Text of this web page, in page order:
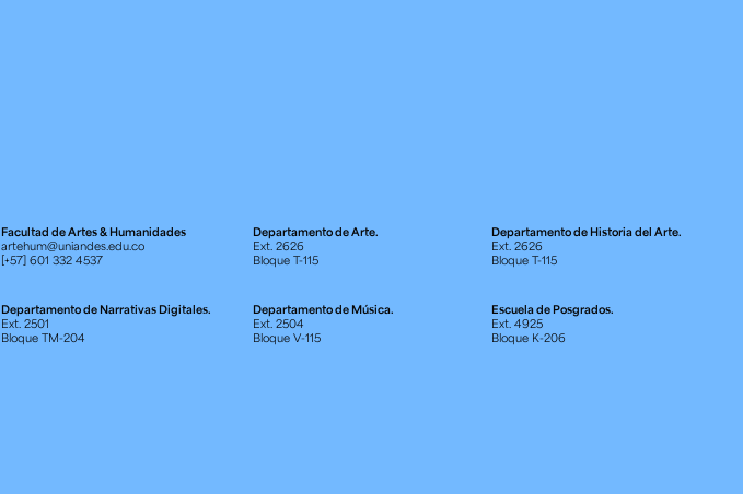
Facultad de Artes & Humanidades
artehum@uniandes.edu.co
[+57] 601 332 4537
Departamento de Arte.
Ext. 2626
Bloque T-115
Departamento de Historia del Arte.
Ext. 2626
Bloque T-115
Departamento de Narrativas Digitales.
Ext. 2501
Bloque TM-204
Departamento de Música.
Ext. 2504
Bloque V-115
Escuela de Posgrados.
Ext. 4925
Bloque K-206